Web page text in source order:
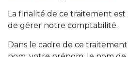
La finalité de ce traitement
de gérer notre comptabilité.
Dans le cadre de ce